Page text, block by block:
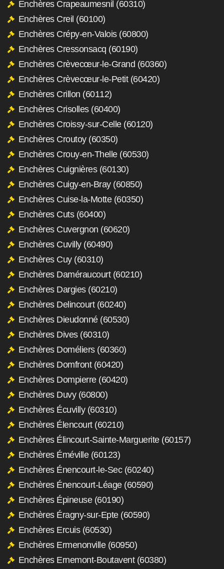
Enchères Crapeaumesnil (60310)
Enchères Creil (60100)
Enchères Crépy-en-Valois (60800)
Enchères Cressonsacq (60190)
Enchères Crèvecœur-le-Grand (60360)
Enchères Crèvecœur-le-Petit (60420)
Enchères Crillon (60112)
Enchères Crisolles (60400)
Enchères Croissy-sur-Celle (60120)
Enchères Croutoy (60350)
Enchères Crouy-en-Thelle (60530)
Enchères Cuignières (60130)
Enchères Cuigy-en-Bray (60850)
Enchères Cuise-la-Motte (60350)
Enchères Cuts (60400)
Enchères Cuvergnon (60620)
Enchères Cuvilly (60490)
Enchères Cuy (60310)
Enchères Daméraucourt (60210)
Enchères Dargies (60210)
Enchères Delincourt (60240)
Enchères Dieudonné (60530)
Enchères Dives (60310)
Enchères Doméliers (60360)
Enchères Domfront (60420)
Enchères Dompierre (60420)
Enchères Duvy (60800)
Enchères Écuvilly (60310)
Enchères Élencourt (60210)
Enchères Élincourt-Sainte-Marguerite (60157)
Enchères Éméville (60123)
Enchères Énencourt-le-Sec (60240)
Enchères Énencourt-Léage (60590)
Enchères Épineuse (60190)
Enchères Éragny-sur-Epte (60590)
Enchères Ercuis (60530)
Enchères Ermenonville (60950)
Enchères Ernemont-Boutavent (60380)